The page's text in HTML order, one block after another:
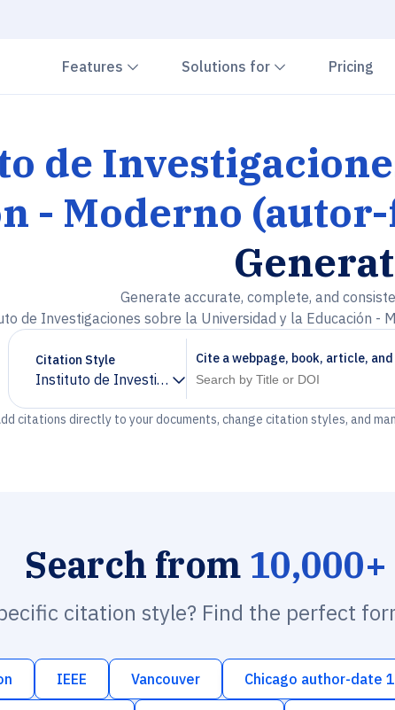
Features Chevron down
Solutions for Chevron down
Pricing
de
- Moderno
Generate accurate, complete, and
de Investigaciones sobre la Universidad y la Educación -
Citation Style
Instituto de Investigaciones sobre la Universidad y la
Chevron down
Cite a webpage, book, article,
citations directly to your documents, change citation styles, and
Search from
citation style? Find the perfect
IEEE Vancouver Chicago author-date